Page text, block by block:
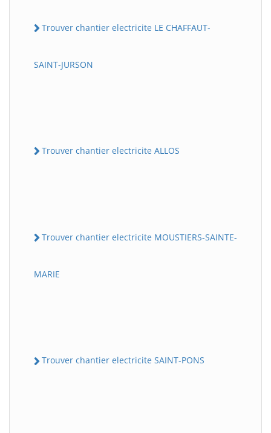
Trouver chantier electricite LE CHAFFAUT-
SAINT-JURSON
Trouver chantier electricite ALLOS
Trouver chantier electricite MOUSTIERS-SAINTE-
MARIE
Trouver chantier electricite SAINT-PONS